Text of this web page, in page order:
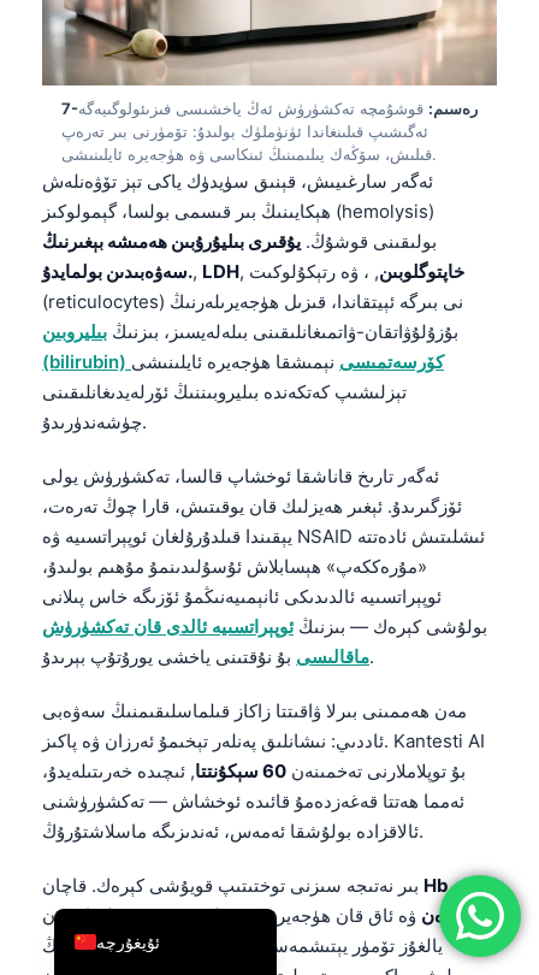
7-رەسىم: قوشۇمچە تەكشۈرۈش ئەڭ ياخشىسى فىزىئولوگىيەگە
ئەگىشىپ قىلىنغاندا ئۈنۈملۈك بولىدۇ: تۆمۈرنى بىر تەرەپ
قىلىش، سۆڭەك يىلىمىنىڭ ئىنكاسى ۋە ھۈجەيرە ئايلىنىشى.
ئەگەر سارغىيىش، قېنىق سۈيدۈك ياكى تېز تۆۋەنلەش
ھېكايىنىڭ بىر قىسمى بولسا، گېمولوكىز (hemolysis)
بولىقىنى قوشۇڭ. يۇقىرى بىليۇرۇبىن ھەمىشە بېغىرنىڭ
سەۋەبىدىن بولمايدۇ., LDH, خاپتوگلوبىن, ، ۋە رتېكۇلوكىت
(reticulocytes) نى بىرگە ئېيتقاندا، قىزىل ھۈجەيرىلەرنىڭ
بۇزۇلۇۋاتقان-ۋاتمىغانلىقىنى بىلەلەيسىز، بىزنىڭ بىليروبىن
(bilirubin) كۆرسەتمىسى نېمىشقا ھۈجەيرە ئايلىنىشى
تېزلىشىپ كەتكەندە بىليروبىننىڭ ئۆرلەيدىغانلىقىنى
چۈشەندۈرىدۇ.
ئەگەر تارىخ قاناشقا ئوخشاپ قالسا، تەكشۈرۈش يولى
ئۆزگىرىدۇ. ئېغىر ھەيزلىك قان يوقىتىش، قارا چوڭ تەرەت،
يېقىندا قىلدۇرۇلغان ئوپېراتسىيە ۋە NSAID ئىشلىتىش ئادەتتە
«مۇرەككەپ» ھېسابلاش ئۇسۇلىدىنمۇ مۇھىم بولىدۇ،
ئوپېراتسىيە ئالدىدىكى ئانېمىيەنىڭمۇ ئۆزىگە خاس پىلانى
بولۇشى كېرەك — بىزنىڭ ئوپېراتسىيە ئالدى قان تەكشۈرۈش
ماقالىسىبۇ نۇقتىنى ياخشى يورۇتۇپ بېرىدۇ.
مەن ھەممىنى بىرلا ۋاقىتتا زاكاز قىلماسلىقىمنىڭ سەۋەبى
ئاددىي: نىشانلىق پەنلەر تېخىمۇ ئەرزان ۋە پاكىز. Kantesti AI
بۇ توپلاملارنى تەخمىنەن 60 سېكۇنتتا
, ئىچىدە خەرىتىلەيدۇ،
ئەمما ھەتتا قەغەزدەمۇ قائىدە ئوخشاش — تەكشۈرۈشنى
ئالاقزادە بولۇشقا ئەمەس، ئەندىزىگە ماسلاشتۇرۇڭ.
Hb
تۆۋەن ۋە ئاق قان ھۈجەيرىسى سانىمۇ تۆۋەن بولسا، مەن
يالغۇز تۆمۈر يېتىشمەسلىكىدىن كۆرە سۆڭەك يىلىمىنىڭ
ئۇيغۇرچە
English
العربية
Français
עִבְרִית
Italiano
Español
Português
Ελληνικά
Türkçe
Română
简体中文
فارسی
Български
Dansk
Nederlands
हिन्दी
Bahasa Indonesia
Հայերեն
Íslenska
Српски језик
Svenska
Bosanski